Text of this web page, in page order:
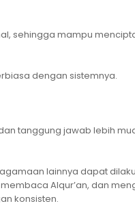
sehingga mampu
dengan sistemnya.
tanggung jawab lebih
lainnya dapat
Alqur’an, dan
konsisten.